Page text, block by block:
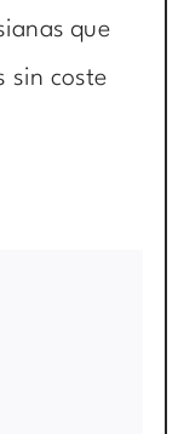
que
sin coste